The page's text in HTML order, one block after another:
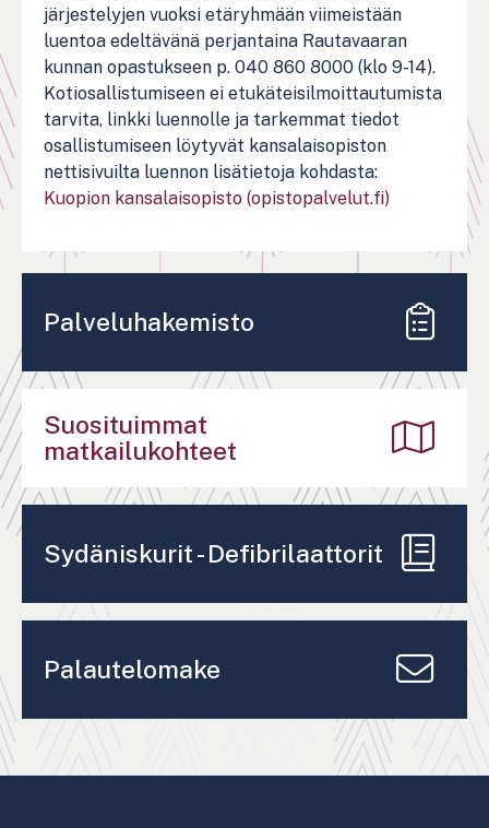
järjestelyjen vuoksi etäryhmään viimeistään
luentoa edeltävänä perjantaina Rautavaaran
kunnan opastukseen p. 040 860 8000 (klo 9-14).
Kotiosallistumiseen ei etukäteisilmoittautumista
tarvita, linkki luennolle ja tarkemmat tiedot
osallistumiseen löytyvät kansalaisopiston
nettisivuilta luennon lisätietoja kohdasta:
Kuopion kansalaisopisto (opistopalvelut.fi)
Palveluhakemisto
Suosituimmat
matkailukohteet
Sydäniskurit - Defibrilaattorit
Palautelomake